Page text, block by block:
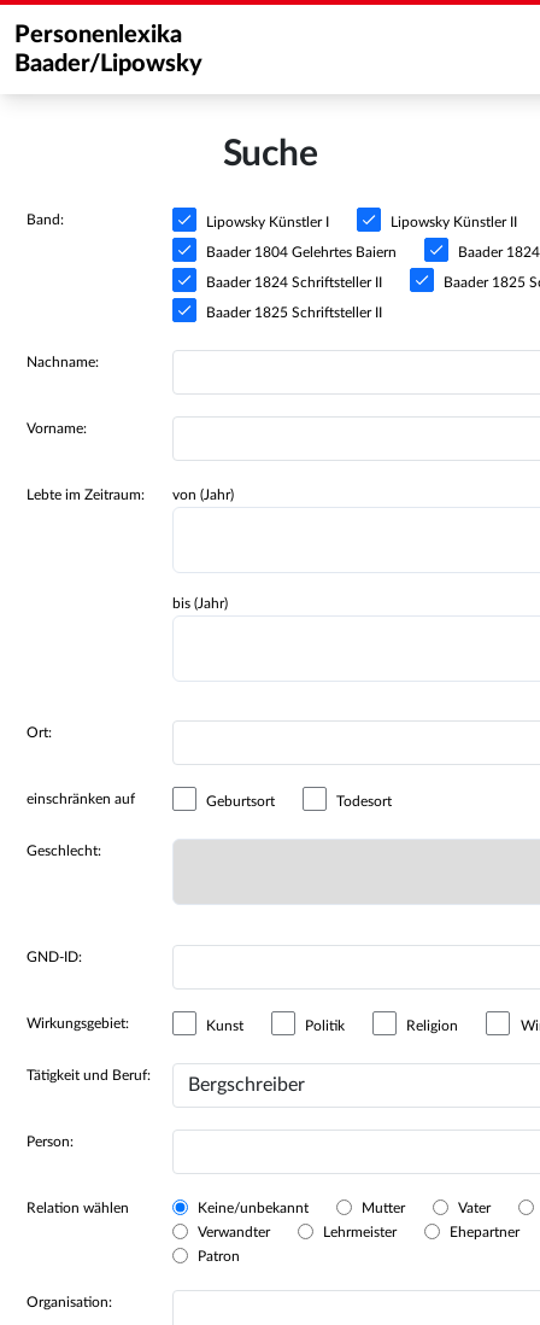
Personenlexika
Baader/Lipowsky
Suche
Band: Lipowsky Künstler I Lipowsky Künstler II
Baader 1804 Gelehrtes Baiern Baader
Baader 1824 Schriftsteller II Baader 1825
Baader 1825 Schriftsteller II
Nachname:
Vorname:
Lebte im Zeitraum: von (Jahr)
bis (Jahr)
Ort:
einschränken auf Geburtsort Todesort
Geschlecht:
GND-ID:
Wirkungsgebiet: Kunst Politik Religion
Tätigkeit und Beruf:
Person:
Relation wählen Keine/unbekannt Mutter
Vater
Verwandter
Lehrmeister
Ehepartner
Patron
Organisation: